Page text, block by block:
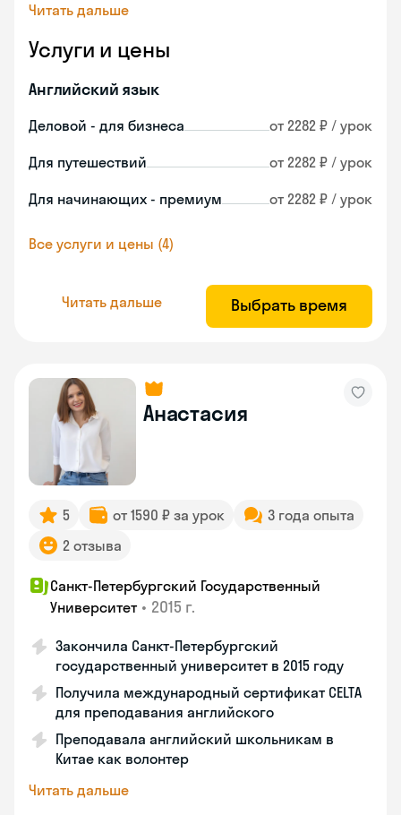
Читать дальше
Услуги и цены
Английский язык
Деловой - для бизнеса от 2282 ₽ / урок
Для путешествий от 2282 ₽ / урок
Для начинающих - премиум от 2282 ₽ / урок
Все услуги и цены (4)
Читать дальше Выбрать время
Анастасия
5 от 1590 ₽ за урок
3 года опыта
2 отзыва
Санкт-Петербургский Государственный
Университет • 2015 г.
Закончила Санкт-Петербургский
государственный университет в 2015 году
Получила международный сертификат CELTA
для преподавания английского
Преподавала английский школьникам в
Китае как волонтер
Читать дальше